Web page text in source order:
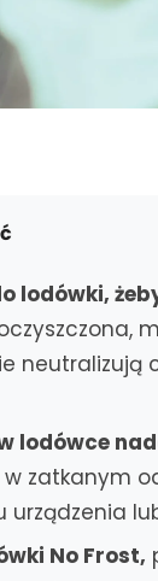
lodówki,
lodówce
zatkanym
urządzenia
No Frost,